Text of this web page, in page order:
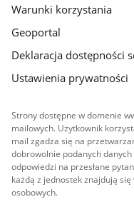
Warunki korzystania
Geoportal
Deklaracja dostępności
Ustawienia prywatności
Strony dostępne w domenie
mailowych. Użytkownik
mail zgadza się na
dobrowolnie podanych
odpowiedzi na przesłane
każdą z jednostek znajdują
osobowych.